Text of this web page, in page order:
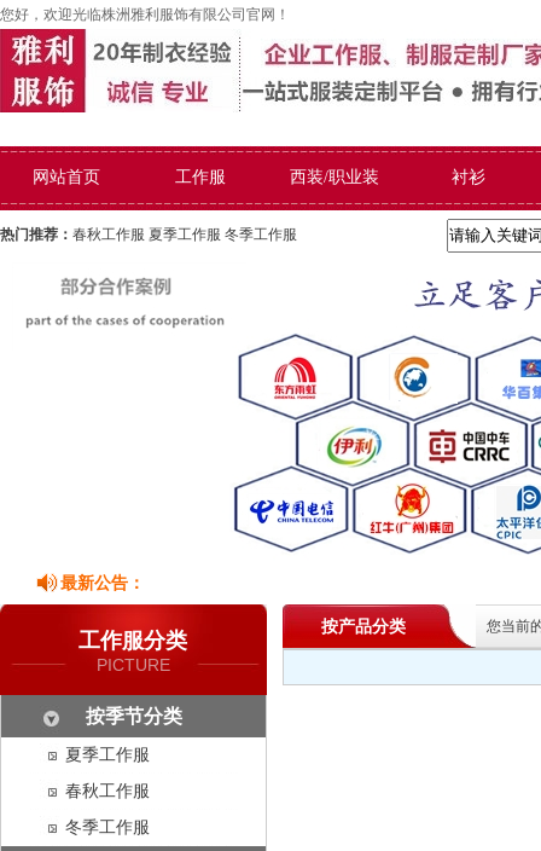
您好，欢迎光临株洲雅利服饰有限公司官网！
网站首页 工作服 西装/职业装 衬衫
热门推荐： 春秋工作服 夏季工作服 冬季工作服
最新公告：
工作服分类
PICTURE
按季节分类
夏季工作服
春秋工作服
冬季工作服
您当前
按产品分类